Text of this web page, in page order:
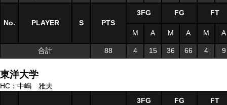
No. PLAYER S PTS
3FG FG FT
M A M A M A
合計 88 4 15 36 66 4 9
東洋大学
HC：中嶋 雅夫
3FG FG FT